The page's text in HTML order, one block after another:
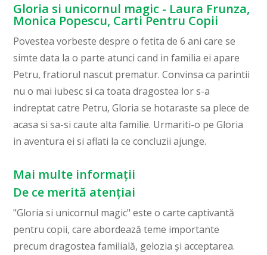
Gloria si unicornul magic - Laura Frunza,
Monica Popescu, Carti Pentru Copii
Povestea vorbeste despre o fetita de 6 ani care se
simte data la o parte atunci cand in familia ei apare
Petru, fratiorul nascut prematur. Convinsa ca parintii
nu o mai iubesc si ca toata dragostea lor s-a
indreptat catre Petru, Gloria se hotaraste sa plece de
acasa si sa-si caute alta familie. Urmariti-o pe Gloria
in aventura ei si aflati la ce concluzii ajunge.
Mai multe informații
De ce merită atențiai
"Gloria si unicornul magic" este o carte captivantă
pentru copii, care abordează teme importante
precum dragostea familială, gelozia și acceptarea.